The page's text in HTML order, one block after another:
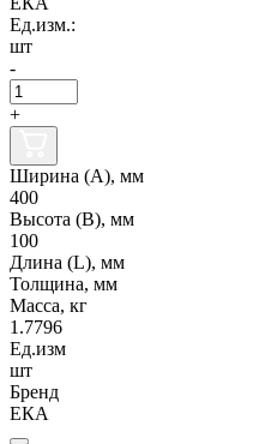
Ед.изм.:
шт
-
+
Ширина (А), мм
400
Высота (В), мм
100
Длина (L), мм
Толщина, мм
Масса, кг
1.7796
Ед.изм
шт
Бренд
ЕКА